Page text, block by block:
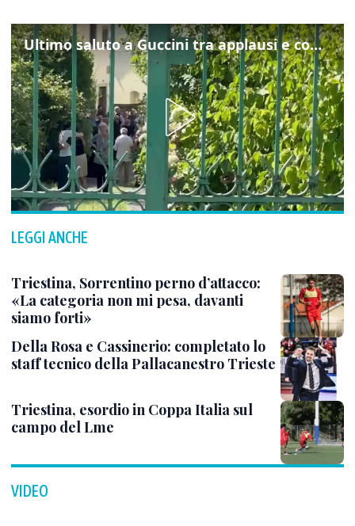
Ultimo saluto a Guccini tra applausi e commozione a Pavana
LEGGI ANCHE
Triestina, Sorrentino perno d’attacco:
«La categoria non mi pesa, davanti
siamo forti»
Della Rosa e Cassinerio: completato lo
staff tecnico della Pallacanestro Trieste
Triestina, esordio in Coppa Italia sul
campo del Lme
VIDEO